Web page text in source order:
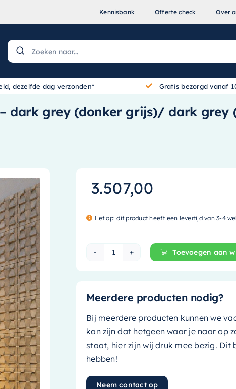
Kennisbank Offerte check Over
dezelfde dag verzonden* Gratis bezorgd vanaf
dark grey (donker grijs)/ dark grey
3.507,00
Let op: dit product heeft een levertijd van 3-4
Mondiaz Vrijstaand bad Stone
Toevoegen aan
Meerdere producten nodig?
Bij meerdere producten kunnen we
kan zijn dat hetgeen waar je naar op
staat, hier zijn wij druk mee bezig.
hebben!
Neem contact op